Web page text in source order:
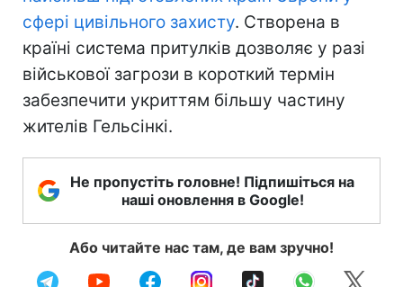
сфері цивільного захисту. Створена в
країні система притулків дозволяє у разі
військової загрози в короткий термін
забезпечити укриттям більшу частину
жителів Гельсінкі.
Не пропустіть головне! Підпишіться на
наші оновлення в Google!
Або читайте нас там, де вам зручно!